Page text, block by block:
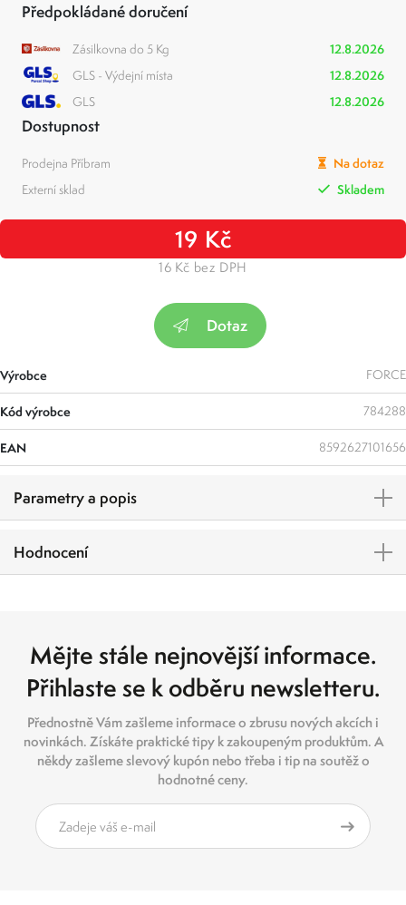
Předpokládané doručení
Zásilkovna do 5 Kg
12.8.2026
GLS - Výdejní místa
12.8.2026
GLS
12.8.2026
Dostupnost
Prodejna Příbram
Na dotaz
Externí sklad
Skladem
19 Kč
16 Kč bez DPH
Dotaz
Výrobce FORCE
Kód výrobce 784288
EAN 8592627101656
Parametry a popis
Hodnocení
Mějte stále nejnovější informace.
Přihlaste se k odběru newsletteru.
Přednostně Vám zašleme informace o zbrusu nových akcích i
novinkách. Získáte praktické tipy k zakoupeným produktům. A
někdy zašleme slevový kupón nebo třeba i tip na soutěž o
hodnotné ceny.